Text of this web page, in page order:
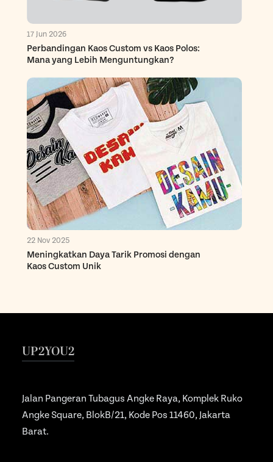
17 Jun 2026
Perbandingan Kaos Custom vs Kaos Polos:
Mana yang Lebih Menguntungkan?
22 Nov 2025
Meningkatkan Daya Tarik Promosi dengan
Kaos Custom Unik
UP2YOU2
Jalan Pangeran Tubagus Angke Raya, Komplek Ruko
Angke Square, BlokB/21, Kode Pos 11460, Jakarta
Barat.